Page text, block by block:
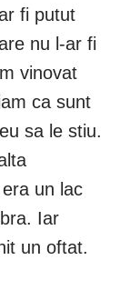
fi putut
nu l-ar fi
vinovat
ca sunt
sa le stiu.
un lac
Iar
un oftat.